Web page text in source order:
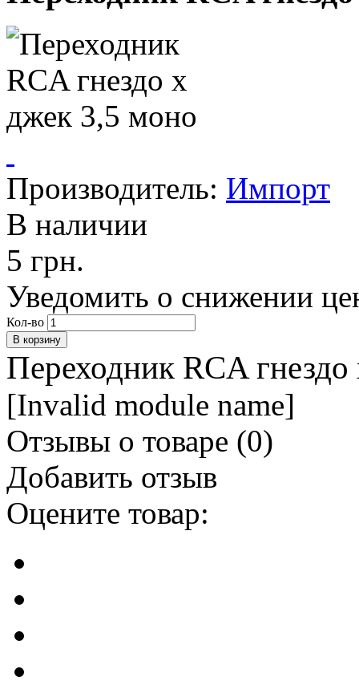
Производитель: Импорт
В наличии
5 грн.
Уведомить о снижении
Кол-во
Переходник RCA
[Invalid module name]
Отзывы о товаре (0)
Добавить отзыв
Оцените товар: